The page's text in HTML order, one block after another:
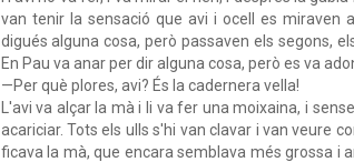
van tenir la sensació que avi i ocell es miraven
digués alguna cosa, però passaven els segons,
En Pau va anar per dir alguna cosa, però es va
—Per què plores, avi? És la cadernera vella!
L'avi va alçar la mà i li va fer una moixaina, i
acariciar. Tots els ulls s'hi van clavar i van veure
ficava la mà, que encara semblava més grossa i